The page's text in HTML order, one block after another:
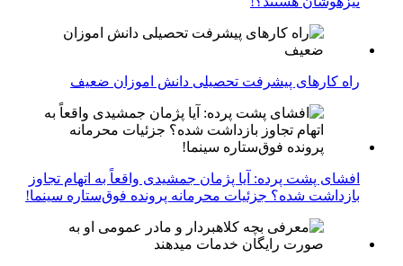
راه کارهای پیشرفت تحصیلی دانش اموزان ضعیف
افشای پشت پرده: آیا پژمان جمشیدی واقعاً به اتهام تجاوز
بازداشت شده؟ جزئیات محرمانه پرونده فوق‌ستاره سینما!